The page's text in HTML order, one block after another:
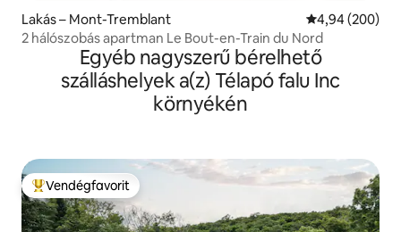
Lakás – Mont-Tremblant Átlagos
4,94 (200)
2 hálószobás apartman Le Bout-en-Train du Nord
Egyéb nagyszerű bérelhető
szálláshelyek a(z) Télapó falu Inc
környékén
Kiemelt vendégfavorit
Vendégfavorit